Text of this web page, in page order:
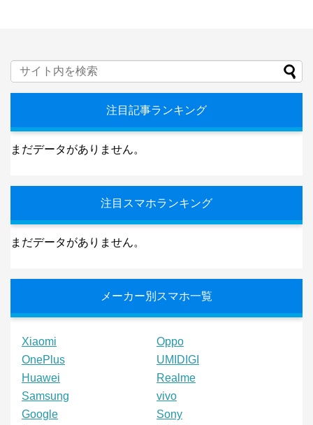
注目記事ランキング
まだデータがありません。
注目スマホランキング
まだデータがありません。
メーカー別スマホ一覧
Xiaomi
Oppo
OnePlus
UMIDIGI
Huawei
Realme
Samsung
vivo
Google
Sony